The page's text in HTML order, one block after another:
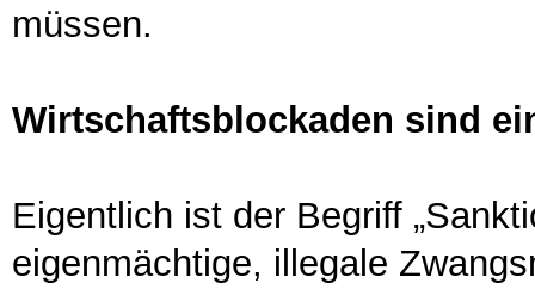
müssen.
Wirtschaftsblockaden sind
Eigentlich ist der Begriff
eigenmächtige, illegale